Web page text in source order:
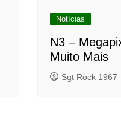
Notícias
N3 –
Muito Mais
Sgt Rock 1967